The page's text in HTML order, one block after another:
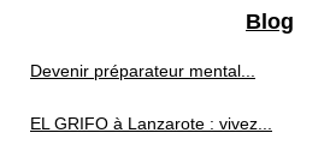
Blog
Devenir préparateur mental...
EL GRIFO à Lanzarote : vivez...